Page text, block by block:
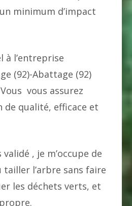
minimum d’impact
à l’entreprise
(92)-Abattage (92)
vous assurez
de qualité, efficace et
, je m’occupe de
l’arbre sans faire
les déchets verts, et